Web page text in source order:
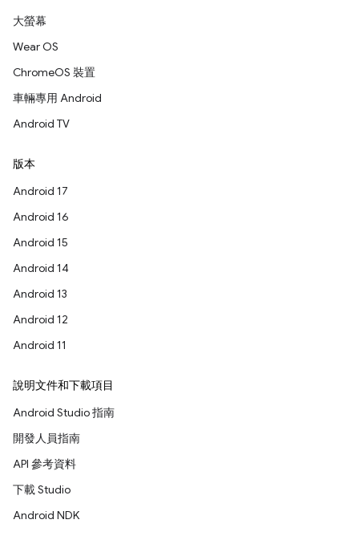
大螢幕
Wear OS
ChromeOS 裝置
車輛專用 Android
Android TV
版本
Android 17
Android 16
Android 15
Android 14
Android 13
Android 12
Android 11
說明文件和下載項目
Android Studio 指南
開發人員指南
API 參考資料
下載 Studio
Android NDK